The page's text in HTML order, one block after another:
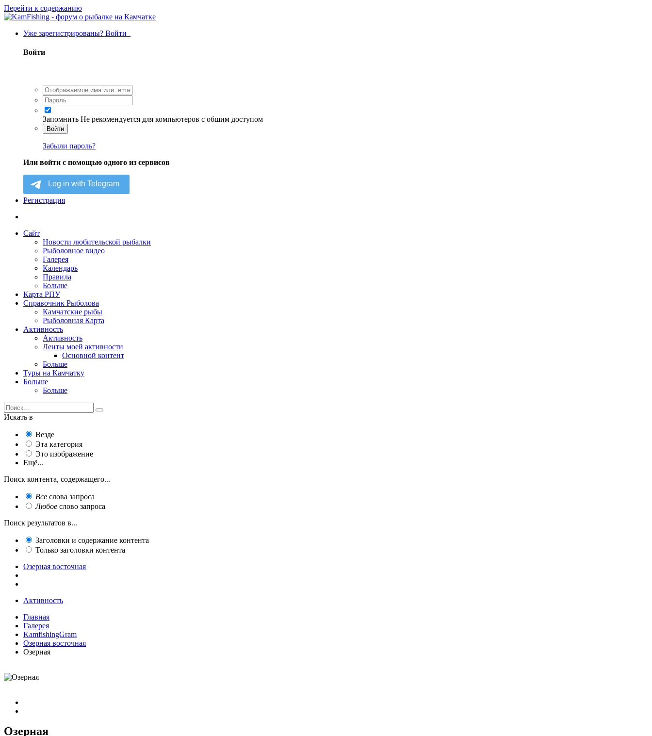
Перейти к содержанию
Уже зарегистрированы? Войти
Войти
Запомнить Не рекомендуется для компьютеров с общим доступом
Войти
Забыли пароль?
Или войти с помощью одного из сервисов
Регистрация
Сайт
Новости любительской рыбалки
Рыболовное видео
Галерея
Календарь
Правила
Больше
Карта РПУ
Справочник Рыболова
Камчатские рыбы
Рыболовная Карта
Активность
Активность
Ленты моей активности
Основной контент
Больше
Туры на Камчатку
Больше
Больше
Искать в
Везде
Эта категория
Это изображение
Ещё...
Поиск контента, содержащего...
Все слова запроса
Любое слово запроса
Поиск результатов в...
Заголовки и содержание контента
Только заголовки контента
Озерная восточная
Активность
Главная
Галерея
KamfishingGram
Озерная восточная
Озерная
Озерная